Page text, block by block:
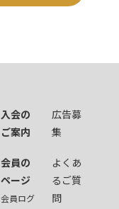
入会の
ご案内
会員の
ページ
会員ログ
広告募
集
よくあ
るご質
問